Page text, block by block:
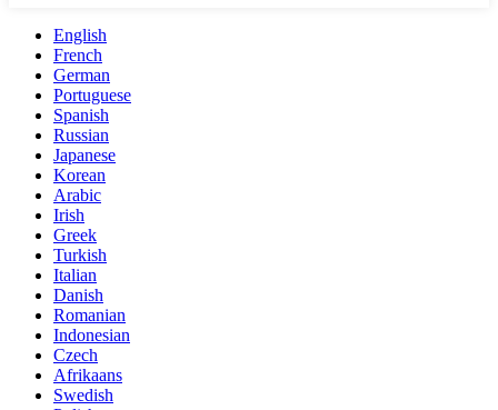
English
French
German
Portuguese
Spanish
Russian
Japanese
Korean
Arabic
Irish
Greek
Turkish
Italian
Danish
Romanian
Indonesian
Czech
Afrikaans
Swedish